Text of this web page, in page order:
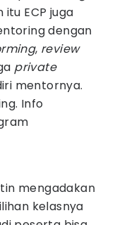
ECP juga
dengan
, review
private
mentornya.
Info
mengadakan
kelasnya